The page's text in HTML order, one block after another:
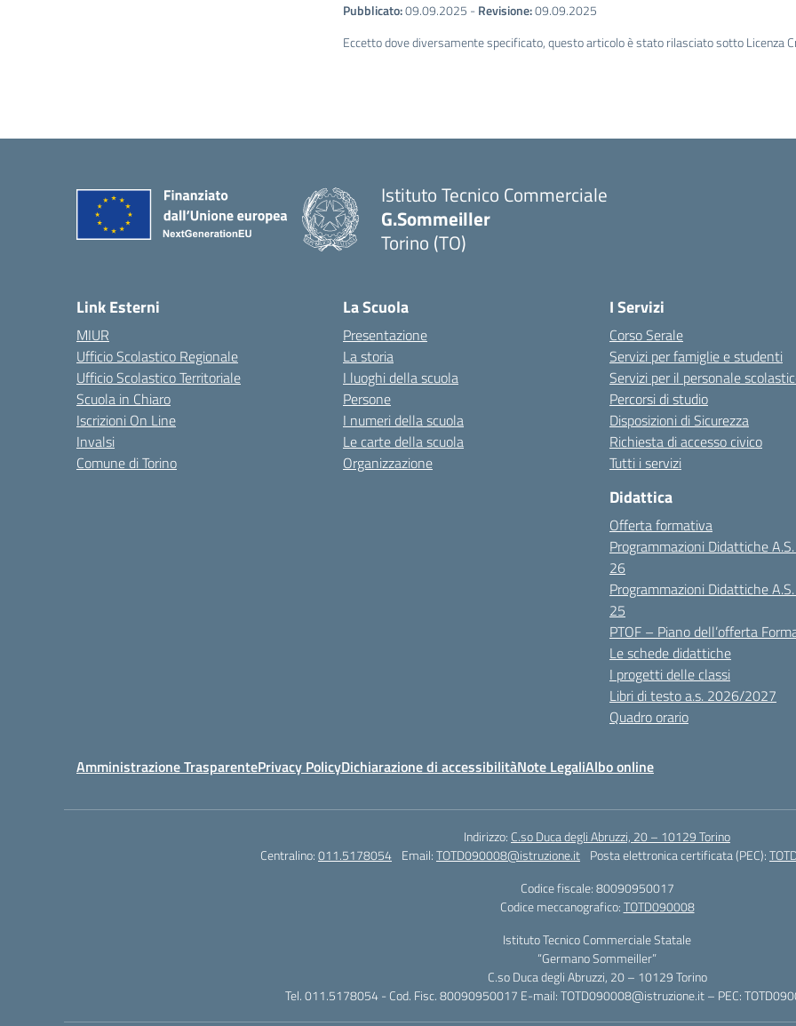
Pubblicato:09.09.2025 -Revisione:09.09.2025
Eccetto dove diversamente specificato, questo articolo è stato rilasciato sotto Licenza
Istituto Tecnico Commerciale
G.Sommeiller
Torino (TO)
Link Esterni
MIUR
Ufficio Scolastico Regionale
Ufficio Scolastico Territoriale
Scuola in Chiaro
Iscrizioni On Line
Invalsi
Comune di Torino
La Scuola
Presentazione
La storia
I luoghi della scuola
Persone
I numeri della scuola
Le carte della scuola
Organizzazione
I Servizi
Corso Serale
Servizi per famiglie e studenti
Servizi per il personale
Percorsi di studio
Disposizioni di Sicurezza
Richiesta di accesso civico
Tutti i servizi
Didattica
Offerta formativa
Programmazioni Didattiche
26
Programmazioni Didattiche
25
PTOF – Piano dell’offerta
Le schede didattiche
I progetti delle classi
Libri di testo a.s. 2026/2027
Quadro orario
Amministrazione TrasparentePrivacy PolicyDichiarazione di accessibilitàNote LegaliAlbo online
Indirizzo: C.so Duca degli Abruzzi, 20 – 10129 Torino
Centralino:011.5178054 Email:TOTD090008@istruzione.it Posta elettronica certificata (PEC):
Codice fiscale: 80090950017
Codice meccanografico:TOTD090008
Istituto Tecnico Commerciale Statale
“Germano Sommeiller”
C.so Duca degli Abruzzi, 20 – 10129 Torino
Tel. 011.5178054 - Cod. Fisc. 80090950017 E-mail: TOTD090008@istruzione.it – PEC: